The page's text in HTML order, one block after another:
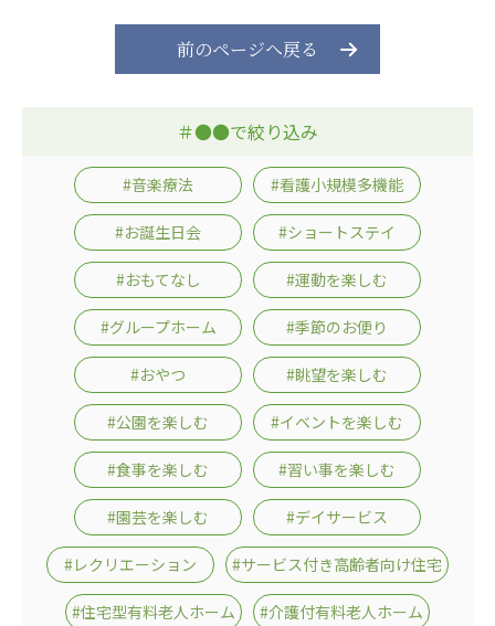
Angkor-Japan Friendship International
クヴィアン小学校・カンボジア日本友好共生クヴ
カンボジア日本友好技術教育センター
NGO共生の家
G-COM JOINT STOCK COMPANY
海外子会社・合弁会社
瀋陽長者会
上海介護施設
広州谷豊園
前のページへ戻る
＃●●で絞り込み
#音楽療法 #看護小規模多機能
#お誕生日会 #ショートステイ
#おもてなし #運動を楽しむ
#グループホーム #季節のお便り
#おやつ #眺望を楽しむ
#公園を楽しむ #イベントを楽しむ
#食事を楽しむ #習い事を楽しむ
#園芸を楽しむ #デイサービス
#レクリエーション #サービス付き高齢者向け住宅
#住宅型有料老人ホーム #介護付有料老人ホーム